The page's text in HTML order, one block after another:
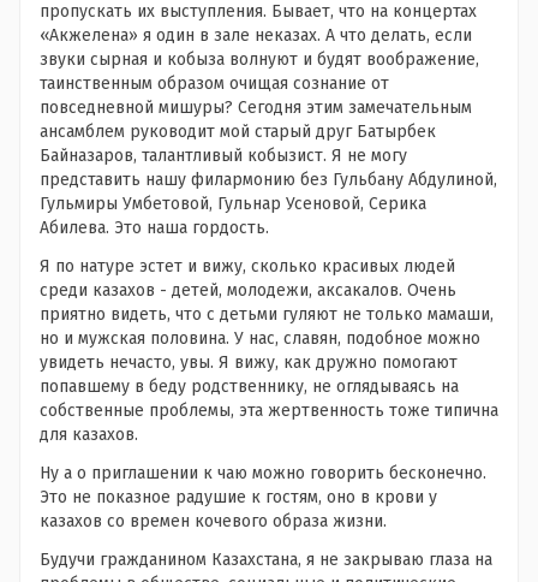
пропускать их выступления. Бывает, что на концертах
«Акжелена» я один в зале неказах. А что делать, если
звуки сырная и кобыза волнуют и будят воображение,
таинственным образом очищая сознание от
повседневной мишуры? Сегодня этим замечательным
ансамблем руководит мой старый друг Батырбек
Байназаров, талантливый кобызист. Я не могу
представить нашу филармонию без Гульбану Абдулиной,
Гульмиры Умбетовой, Гульнар Усеновой, Серика
Абилева. Это наша гордость.
Я по натуре эстет и вижу, сколько красивых людей
среди казахов - детей, молодежи, аксакалов. Очень
приятно видеть, что с детьми гуляют не только мамаши,
но и мужская половина. У нас, славян, подобное можно
увидеть нечасто, увы. Я вижу, как дружно помогают
попавшему в беду родственнику, не оглядываясь на
собственные проблемы, эта жертвенность тоже типична
для казахов.
Ну а о приглашении к чаю можно говорить бесконечно.
Это не показное радушие к гостям, оно в крови у
казахов со времен кочевого образа жизни.
Будучи гражданином Казахстана, я не закрываю глаза на